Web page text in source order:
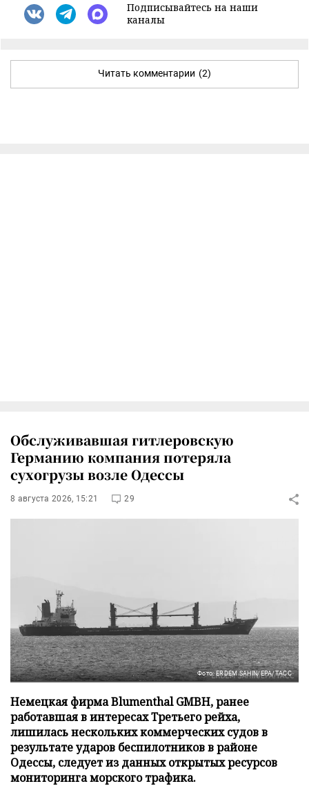
Подписывайтесь на наши
каналы
Читать комментарии (2)
Обслуживавшая гитлеровскую
Германию компания потеряла
сухогрузы возле Одессы
8 августа 2026, 15:21 29
Фото: ERDEM SAHIN/EPA/ТАСС
Немецкая фирма Blumenthal GMBH, ранее
работавшая в интересах Третьего рейха,
лишилась нескольких коммерческих судов в
результате ударов беспилотников в районе
Одессы, следует из данных открытых ресурсов
мониторинга морского трафика.